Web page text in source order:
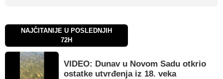
NAJČITANIJE U POSLEDNJIH
72H
VIDEO: Dunav u Novom Sadu otkrio
ostatke utvrđenja iz 18. veka